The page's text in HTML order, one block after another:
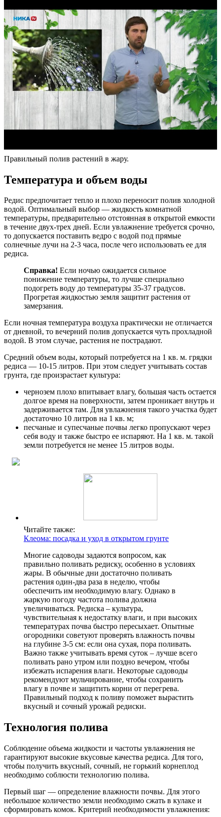
Правильный полив растений в жару.
Температура и объем воды
Редис предпочитает тепло и плохо переносит полив холодной
водой. Оптимальный выбор — жидкость комнатной
температуры, предварительно отстоянная в открытой емкости
в течение двух-трех дней. Если увлажнение требуется срочно,
то допускается поставить ведро с водой под прямые
солнечные лучи на 2-3 часа, после чего использовать ее для
редиса.
Справка! Если ночью ожидается сильное
понижение температуры, то лучше специально
подогреть воду до температуры 35-37 градусов.
Прогретая жидкостью земля защитит растения от
замерзания.
Если ночная температура воздуха практически не отличается
от дневной, то вечерний полив допускается чуть прохладной
водой. В этом случае, растения не пострадают.
Средний объем воды, который потребуется на 1 кв. м. грядки
редиса — 10-15 литров. При этом следует учитывать состав
грунта, где произрастает культура:
чернозем плохо впитывает влагу, большая часть остается
долгое время на поверхности, затем проникает внутрь и
задерживается там. Для увлажнения такого участка будет
достаточно 10 литров на 1 кв. м;
песчаные и супесчаные почвы легко пропускают через
себя воду и также быстро ее испаряют. На 1 кв. м. такой
земли потребуется не менее 15 литров воды.
Читайте также:
Клеома: посадка и уход в открытом грунте
Многие садоводы задаются вопросом, как
правильно поливать редиску, особенно в условиях
жары. В обычные дни достаточно поливать
растения один-два раза в неделю, чтобы
обеспечить им необходимую влагу. Однако в
жаркую погоду частота полива должна
увеличиваться. Редиска – культура,
чувствительная к недостатку влаги, и при высоких
температурах почва быстро пересыхает. Опытные
огородники советуют проверять влажность почвы
на глубине 3-5 см: если она сухая, пора поливать.
Важно также учитывать время суток – лучше всего
поливать рано утром или поздно вечером, чтобы
избежать испарения влаги. Некоторые садоводы
рекомендуют мульчирование, чтобы сохранить
влагу в почве и защитить корни от перегрева.
Правильный подход к поливу поможет вырастить
вкусный и сочный урожай редиски.
Технология полива
Соблюдение объема жидкости и частоты увлажнения не
гарантируют высокие вкусовые качества редиса. Для того,
чтобы получить вкусный, сочный, не горький корнеплод
необходимо соблюсти технологию полива.
Первый шаг — определение влажности почвы. Для этого
небольшое количество земли необходимо сжать в кулаке и
сформировать комок. Критерий необходимости увлажнения: